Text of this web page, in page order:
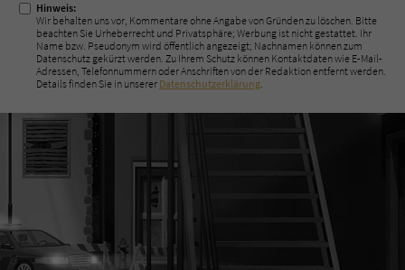
Hinweis:
Wir behalten uns vor, Kommentare ohne Angabe von Gründen zu löschen. Bitte
beachten Sie Urheberrecht und Privatsphäre; Werbung ist nicht gestattet. Ihr
Name bzw. Pseudonym wird öffentlich angezeigt; Nachnamen können zum
Datenschutz gekürzt werden. Zu Ihrem Schutz können Kontaktdaten wie E-Mail-
Adressen, Telefonnummern oder Anschriften von der Redaktion entfernt werden.
Details finden Sie in unserer Datenschutzerklärung.